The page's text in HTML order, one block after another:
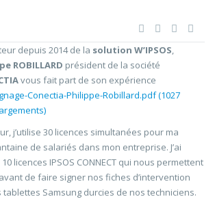
depuis 2014 de la solution W’IPSOS,
ROBILLARD président de la société
vous fait part de son expérience
Conectia-Philippe-Robillard.pdf (1027
j’utilise 30 licences simultanées pour ma
de salariés dans mon entreprise. J’ai
licences IPSOS CONNECT qui nous permettent
de faire signer nos fiches d’intervention
tablettes Samsung durcies de nos techniciens.